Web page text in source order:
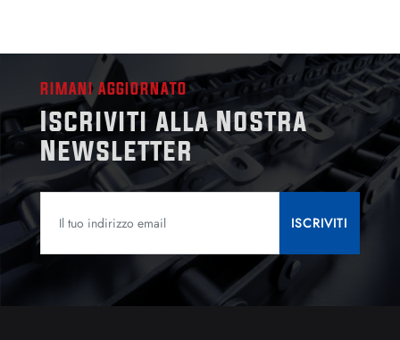
RIMANI AGGIORNATO
Iscriviti alla Nostra
Newsletter